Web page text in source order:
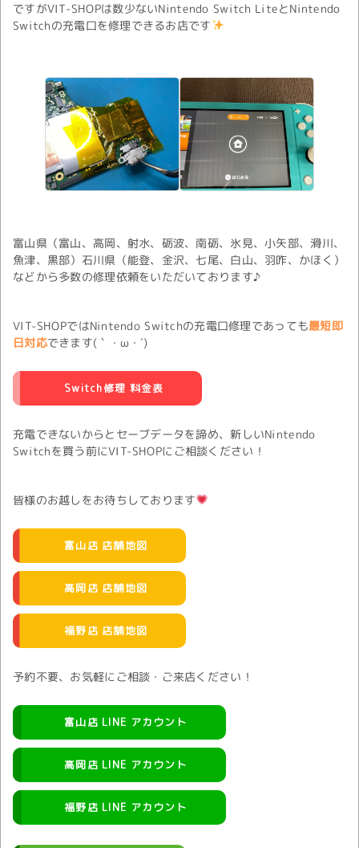
ですがVIT-SHOPは数少ないNintendo Switch LiteとNintendo
Switchの充電口を修理できるお店です
富山県（富山、高岡、射水、砺波、南砺、氷見、小矢部、滑川、
魚津、黒部）石川県（能登、金沢、七尾、白山、羽咋、かほく）
などから多数の修理依頼をいただいております♪
VIT-SHOPではNintendo Switchの充電口修理であっても最短即
日対応できます(｀・ω・´)
Switch修理 料金表
充電できないからとセーブデータを諦め、新しいNintendo
Switchを買う前にVIT-SHOPにご相談ください！
皆様のお越しをお待ちしております
富山店 店舗地図
高岡店 店舗地図
福野店 店舗地図
予約不要、お気軽にご相談・ご来店ください！
富山店 LINE アカウント
高岡店 LINE アカウント
福野店 LINE アカウント